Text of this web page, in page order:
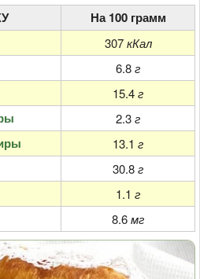
На 100 грамм
307 кКал
6.8г
15.4г
2.3г
13.1 г
30.8г
1.1 г
8.6мг